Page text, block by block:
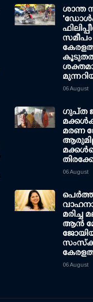
ശാന്ത
06 August
ഗുപ്ത
മരണ
06 August
മരിച്ച
ആൻ
06 August